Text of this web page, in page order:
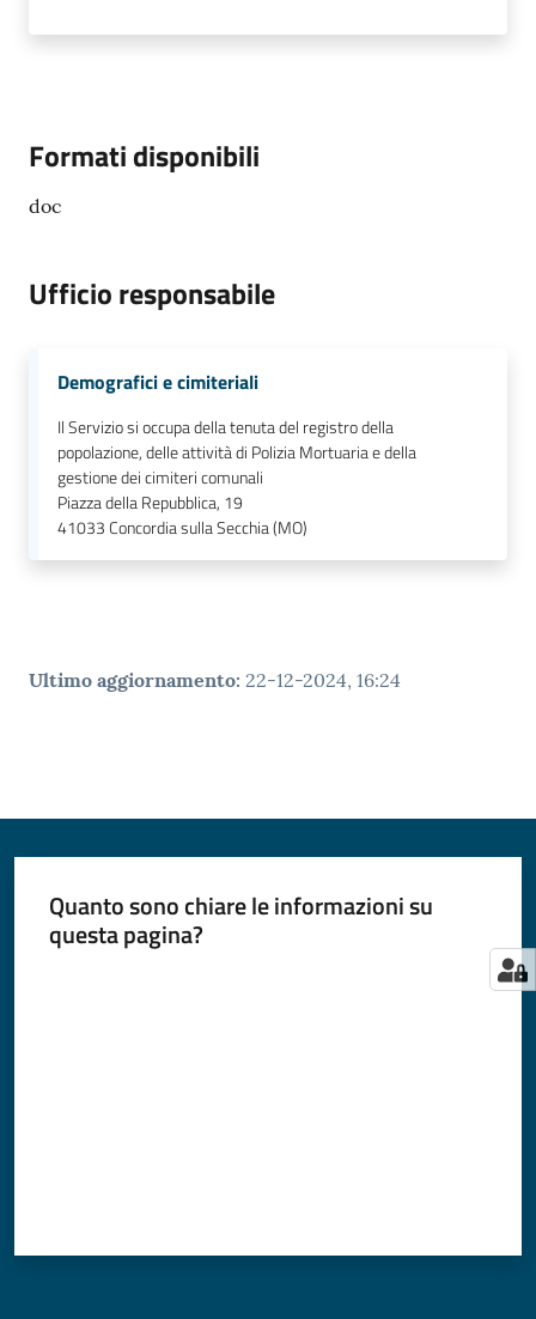
Formati disponibili
doc
Ufficio responsabile
Demografici e cimiteriali
Il Servizio si occupa della tenuta del registro della
popolazione, delle attività di Polizia Mortuaria e della
gestione dei cimiteri comunali
Piazza della Repubblica, 19
41033Concordia sulla Secchia (MO)
Ultimo aggiornamento: 22-12-2024, 16:24
Quanto sono chiare le informazioni su
questa pagina?